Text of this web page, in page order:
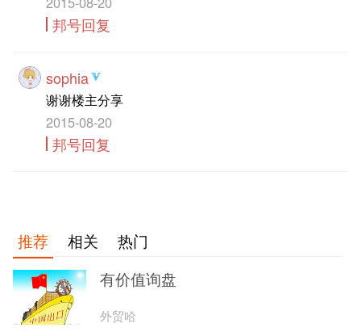
邦号回复
sophia
谢谢楼主分享
2015-08-20
邦号回复
推荐 相关
热门
有价值询盘
外贸哈